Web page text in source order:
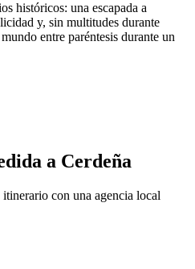
históricos: una escapada a
y, sin multitudes durante
entre paréntesis durante un
a Cerdeña
con una agencia local